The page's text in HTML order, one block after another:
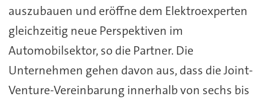
auszubauen und eröffne dem Elektroexperten
gleichzeitig neue Perspektiven im
Automobilsektor, so die Partner. Die
Unternehmen gehen davon aus, dass die Joint-
Venture-Vereinbarung innerhalb von sechs bis